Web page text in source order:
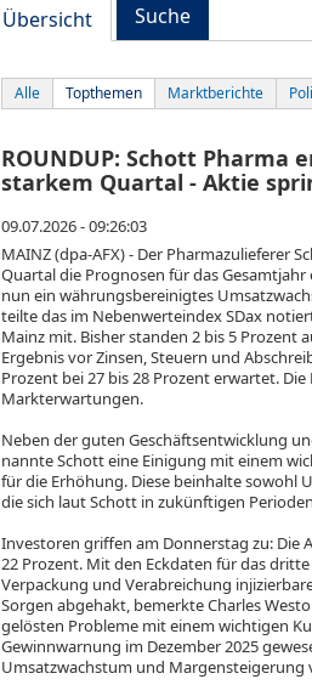
Übersicht Suche
Alle Topthemen Marktberichte
ROUNDUP: Schott Pharma
starkem Quartal - Aktie
09.07.2026 - 09:26:03
MAINZ (dpa-AFX) - Der Pharmazulieferer
Quartal die Prognosen für das Gesamtjahr
nun ein währungsbereinigtes
teilte das im Nebenwerteindex SDax
Mainz mit. Bisher standen 2 bis 5 Prozent
Ergebnis vor Zinsen, Steuern und
Prozent bei 27 bis 28 Prozent erwartet.
Markterwartungen.
Neben der guten Geschäftsentwicklung
nannte Schott eine Einigung mit einem
für die Erhöhung. Diese beinhalte sowohl
die sich laut Schott in zukünftigen
Investoren griffen am Donnerstag zu: Die
22 Prozent. Mit den Eckdaten für das
Verpackung und Verabreichung
Sorgen abgehakt, bemerkte Charles
gelösten Probleme mit einem wichtigen
Gewinnwarnung im Dezember 2025
Umsatzwachstum und Margensteigerung